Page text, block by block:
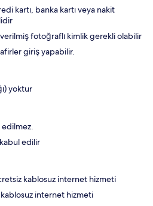
kartı, banka kartı veya nakit
fotoğraflı kimlik gerekli olabilir
giriş yapabilir.
yoktur
edilmez.
edilir
kablosuz internet hizmeti
internet hizmeti